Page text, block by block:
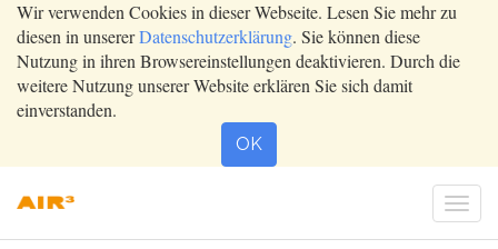
Wir verwenden Cookies in dieser Webseite. Lesen Sie mehr zu
diesen in unsererDatenschutzerklärung. Sie können diese
Nutzung in ihren Browsereinstellungen deaktivieren. Durch die
weitere Nutzung unserer Website erklären Sie sich damit
einverstanden.
OK